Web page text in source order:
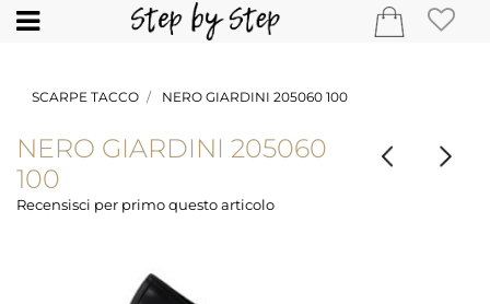
Open
SCARPE TACCO NERO GIARDINI 205060 100
NERO GIARDINI 205060
100
Recensisci per primo questo articolo